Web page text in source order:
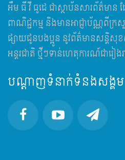
អឹម​ ធី វី ធូដេ ជាស្ថាប័នសារព័ត៌មា
ពាណិជ្ជកម្ម និងមានអាជ្ញាប័ណ្ណពីក្
ផ្សាយជូនបងប្អូន នូវព័ត៌មានសន្តិសុខ
អន្តរជាតិ ថ្មីៗទាន់ហេតុការណ៍ជារៀង
បណ្តាញទំនាក់ទំនងសង្គម